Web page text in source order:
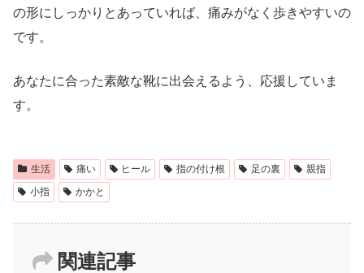
の形にしっかりとあっていれば、痛みがなく歩きやすいの
です。
あなたに合った素敵な靴に出会えるよう、応援していま
す。
生活 痛い ヒール 指の付け根 足の裏
親指
小指
かかと
関連記事